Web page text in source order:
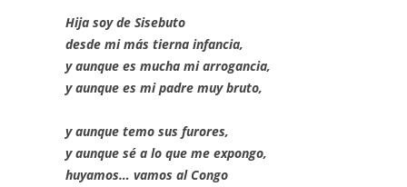
Hija soy de Sisebuto
desde mi más tierna infancia,
y aunque es mucha mi arrogancia,
y aunque es mi padre muy bruto,
y aunque temo sus furores,
y aunque sé a lo que me expongo,
huyamos… vamos al Congo